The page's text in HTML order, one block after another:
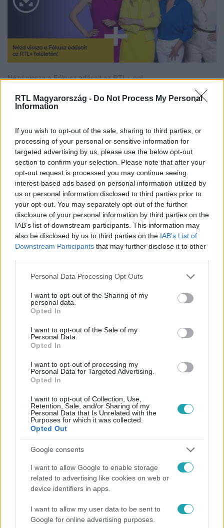
RTL Magyarország - Do Not Process My Personal
Information
If you wish to opt-out of the sale, sharing to third parties, or
processing of your personal or sensitive information for
targeted advertising by us, please use the below opt-out
section to confirm your selection. Please note that after your
opt-out request is processed you may continue seeing
interest-based ads based on personal information utilized by
us or personal information disclosed to third parties prior to
your opt-out. You may separately opt-out of the further
disclosure of your personal information by third parties on the
IAB’s list of downstream participants. This information may
also be disclosed by us to third parties on the IAB’s List of
Downstream Participants that may further disclose it to other
Please note that this website/app uses one or more Google
not limited to your visit or usage behaviour. You may click to
grant or deny consent to Google and its third-party tags to
use your data for below specified purposes in below Google
consent section.
Personal Data Processing Opt Outs
I want to opt-out of the Sharing of my
personal data.
Opted In
I want to opt-out of the Sale of my
Personal Data.
Opted In
I want to opt-out of processing my
Personal Data for Targeted Advertising.
Opted In
I want to opt-out of Collection, Use,
Retention, Sale, and/or Sharing of my
Personal Data that Is Unrelated with the
Purposes for which it was collected.
Opted Out
Google consents
I want to allow Google to enable storage
related to advertising like cookies on web or
device identifiers in apps.
I want to allow my user data to be sent to
Google for online advertising purposes.
Nézd vissza a Fókusz adásait az RTL+-on!
legyen a Google-találatokban!
Kövess minket, és értesülj a friss hírekről a
Facebookon is!
Követem
FÓKUSZ #VIDEÓ #ADÁSRÉSZLETEK COOKY
BAJNOKOK LIGÁJA
SÉRA ATTILA #RAJONGÓK #FOCI
SPORT
Népszerű